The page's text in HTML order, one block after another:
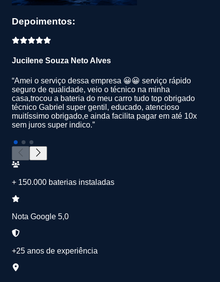
Depoimentos:
Jucilene Souza Neto Alves
“Amei o serviço dessa empresa 😀😀 serviço rápido
seguro de qualidade, veio o técnico na minha
casa,trocou a bateria do meu carro tudo top obrigado
técnico Gabriel super gentil, educado, atencioso
muitíssimo obrigado,e ainda facilita pagar em até 10x
sem juros super indico.”
+ 150.000 baterias instaladas
Nota Google 5,0
+25 anos de experiência